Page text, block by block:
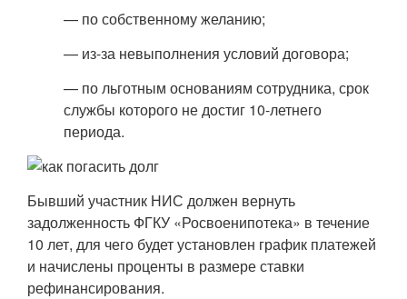
— по собственному желанию;
— из-за невыполнения условий договора;
— по льготным основаниям сотрудника, срок
службы которого не достиг 10-летнего
периода.
Бывший участник НИС должен вернуть
задолженность ФГКУ «Росвоенипотека» в течение
10 лет, для чего будет установлен график платежей
и начислены проценты в размере ставки
рефинансирования.